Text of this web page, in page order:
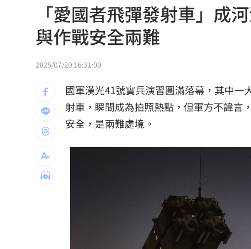
5登山客2025年雪崩失蹤 尼泊爾尋獲遺體
喝錯傷身！營養師整理喝咖啡「7大守則」
美：東南亞詐騙園區多由中國背景組織主導
拆監獄家書見「叫別人老婆」人妻氣炸
ETF存到2千萬退休！他因1封信重回職場 23:21
社宅包租爆糾紛 房客控業者硬闖屋內趕人
馬斯克蓋地球最大晶圓廠 專家揭3大隱憂
蔣市政一團糟？活動背板誤植HappiMess
飛機餐1果汁爆廁所之亂 醫：3類人勿亂喝
獨／田路路突改口找楊光友 許常德爆內幕
「愛國者飛彈發射車」
與作戰安全兩難
2025/07/20 16:31:00
國軍漢光41號實兵演習圓滿落幕，其中一
射車，瞬間成為拍照熱點，但軍方不諱言
安全，是兩難處境。